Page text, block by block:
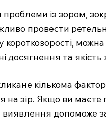
із зором,
провести
досягнення та якість
кількома
на зір. Якщо ви маєте
виявлення допоможе